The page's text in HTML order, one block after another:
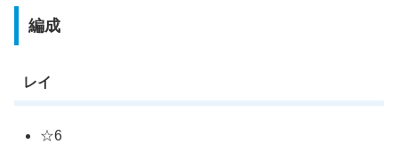
編成
レイ
☆6